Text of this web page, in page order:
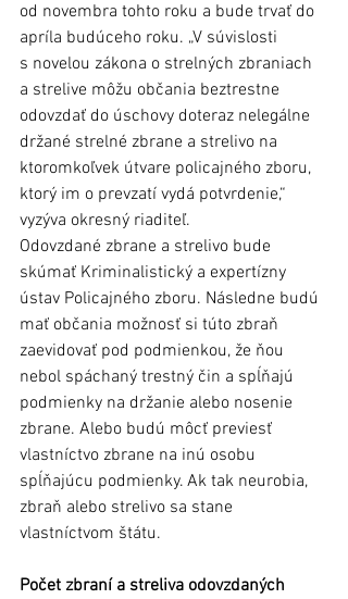
od novembra tohto roku a bude trvať do
apríla budúceho roku. „V súvislosti
s novelou zákona o strelných zbraniach
a strelive môžu občania beztrestne
odovzdať do úschovy doteraz nelegálne
držané strelné zbrane a strelivo na
ktoromkoľvek útvare policajného zboru,
ktorý im o prevzatí vydá potvrdenie,“
vyzýva okresný riaditeľ.
Odovzdané zbrane a strelivo bude
skúmať Kriminalistický a expertízny
ústav Policajného zboru. Následne budú
mať občania možnosť si túto zbraň
zaevidovať pod podmienkou, že ňou
nebol spáchaný trestný čin a spĺňajú
podmienky na držanie alebo nosenie
zbrane. Alebo budú môcť previesť
vlastníctvo zbrane na inú osobu
spĺňajúcu podmienky. Ak tak neurobia,
zbraň alebo strelivo sa stane
vlastníctvom štátu.
Počet zbraní a streliva odovzdaných